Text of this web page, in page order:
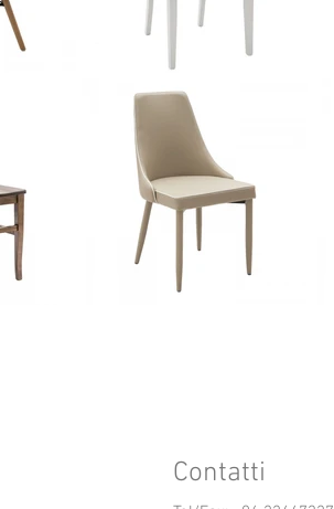
Contatti